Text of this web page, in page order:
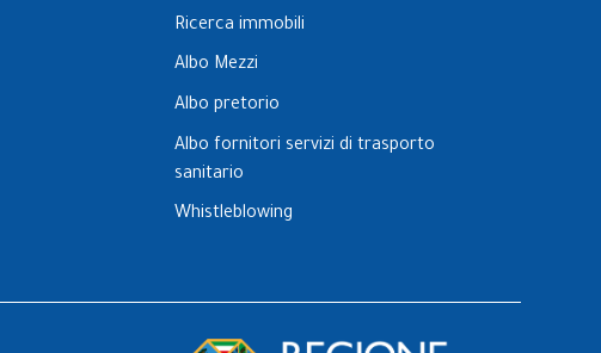
Ricerca immobili
Albo Mezzi
Albo pretorio
Albo fornitori servizi di trasporto
sanitario
Whistleblowing